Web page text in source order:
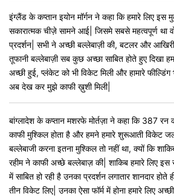
इंग्लैंड के कप्तान इयोन मॉर्गन ने कहा कि हमारे लिए इस
सकारात्मक चीज़े सामने आई| जिसमे सबसे महत्वपूर्ण था
प्रदर्शन| सभी ने अच्छी बल्लेबाज़ी की, बटलर और
तूफानी बल्लेबाज़ी सब कुछ अच्छा साबित होते हुए दिखा
अच्छी हुई, प्लंकेट को भी विकेट मिली और हामारे
अब देख कर मुझे काफी ख़ुशी मिली|
बांग्लादेश के कप्तान मशरफे मोर्तज़ा ने कहा कि 387 रन
काफी मुश्किल होता है और हमने हमारे शुरूआती विकेट
बल्लेबाजी करना इतना मुश्किल तो नहीं था, क्यों कि
रहीम ने काफी अच्छे बल्लेबाज़ की| शाकिब हमारे लिए
में साबित हो रही है उनका प्रदर्शन लगातार शानदार
तीन विकेट लिए| उनका ऐसा फॉर्म में होना हमारे लिए